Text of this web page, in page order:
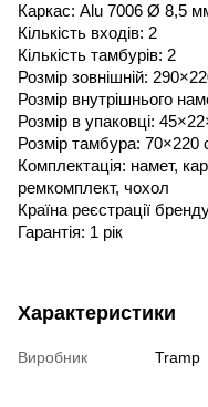
Каркас: Alu 7006 Ø 8,5
Кількість входів: 2
Кількість тамбурів: 2
Розмір зовнішній:
Розмір внутрішнього
Розмір в упаковці:
Розмір тамбура: 70×220
Комплектація: намет,
ремкомплект, чохол
Країна реєстрації
Гарантія: 1 рік
Характеристики
Виробник Tramp